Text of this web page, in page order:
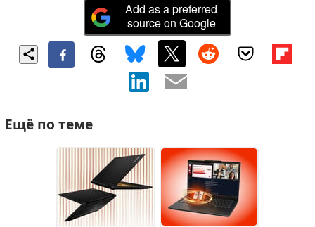
Add as a preferred
source on Google
Ещё по теме